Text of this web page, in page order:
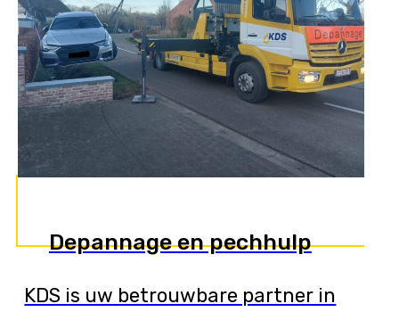
Depannage en pechhulp
KDS is uw betrouwbare partner in